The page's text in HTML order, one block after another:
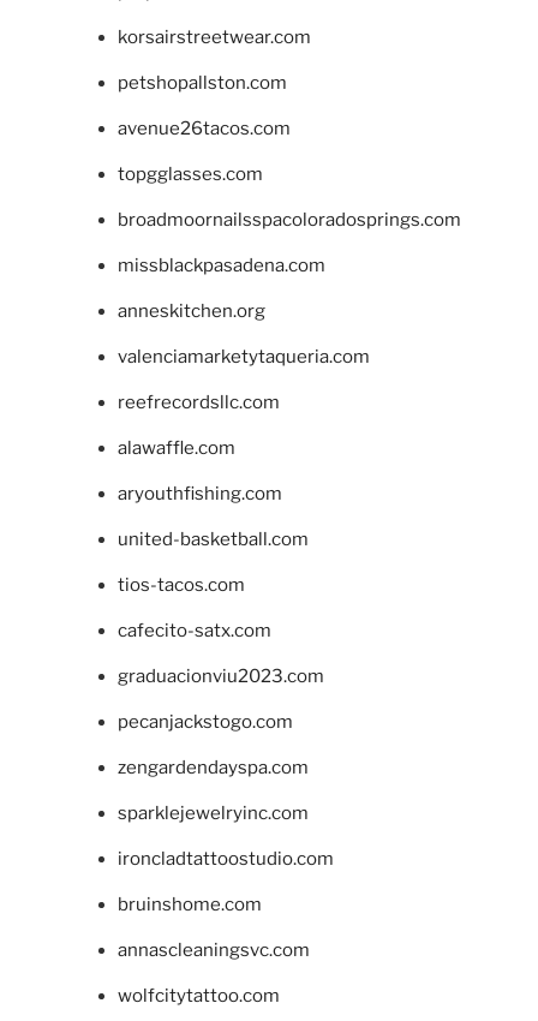
korsairstreetwear.com
petshopallston.com
avenue26tacos.com
topgglasses.com
broadmoornailsspacoloradosprings.com
missblackpasadena.com
anneskitchen.org
valenciamarketytaqueria.com
reefrecordsllc.com
alawaffle.com
aryouthfishing.com
united-basketball.com
tios-tacos.com
cafecito-satx.com
graduacionviu2023.com
pecanjackstogo.com
zengardendayspa.com
sparklejewelryinc.com
ironcladtattoostudio.com
bruinshome.com
annascleaningsvc.com
wolfcitytattoo.com